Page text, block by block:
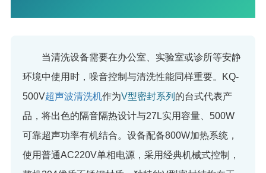
当清洗设备需要在办公室、实验室或诊所等安静
环境中使用时，噪音控制与清洗性能同样重要。KQ-
500V超声波清洗机作为V型密封系列 的台式代表产
品，将出色的隔音隔热设计与27L实用容量、500W
可靠超声功率有机结合。设备配备800W加热系统，
使用普通AC220V单相电源，采用经典机械式控制，